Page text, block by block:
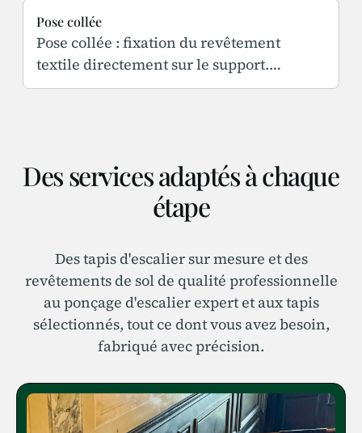
sur mesure.
Pose collée
Pose collée : fixation du revêtement
textile directement sur le support.
Préparation, adhésifs, cas d'usage en forte
Des services adaptés à chaque
étape
Des tapis d'escalier sur mesure et des
revêtements de sol de qualité professionnelle
au ponçage d'escalier expert et aux tapis
sélectionnés, tout ce dont vous avez besoin,
fabriqué avec précision.